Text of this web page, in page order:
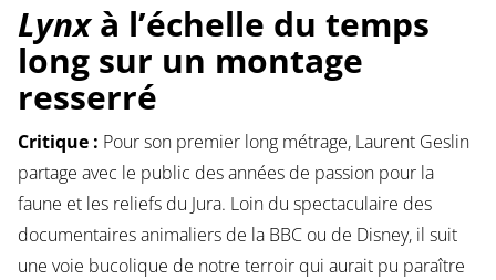
Lynxà l’échelle du temps
long sur un montage
resserré
Critique : Pour son premier long métrage, Laurent Geslin
partage avec le public des années de passion pour la
faune et les reliefs du Jura. Loin du spectaculaire des
documentaires animaliers de la BBC ou de Disney, il suit
une voie bucolique de notre terroir qui aurait pu paraître